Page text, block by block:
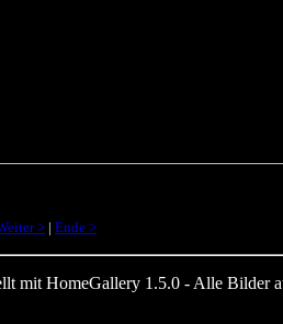
> | Ende >
HomeGallery 1.5.0 - Alle Bilder